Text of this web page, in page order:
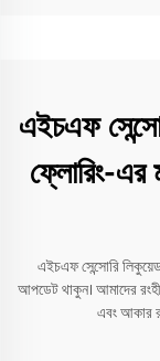
এইচএফ
ফ্লোরিং-এর
এইচএফ সেন্সোরি
আপডেট থাকুন। আমাদের
এবং আকার